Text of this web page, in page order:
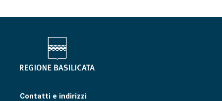
Contatti e indirizzi